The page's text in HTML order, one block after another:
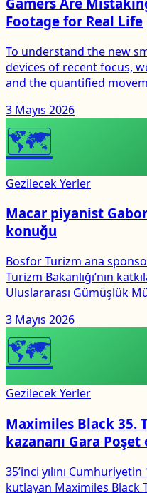
Footage for Real Life
To understand the new
devices of recent focus,
and the quantified
3 Mayıs 2026
🗺
Gezilecek Yerler
Macar piyanist
konuğu
Bosfor Turizm ana
Turizm Bakanlığı’nın
Uluslararası Gümüşlük
3 Mayıs 2026
🗺
Gezilecek Yerler
Maximiles Black 35.
kazananı Gara Poşet
35’inci yılını
kutlayan Maximiles Black